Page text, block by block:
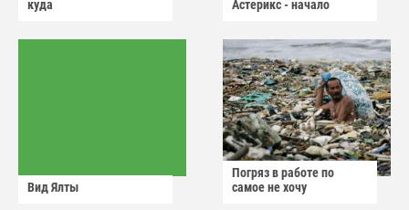
куда
Астерикс - начало
Вид Ялты
Погряз в работе по
самое не хочу